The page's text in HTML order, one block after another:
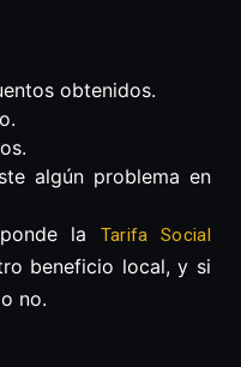
obtenidos.
algún problema en
la Tarifa Social
beneficio local, y si
no.